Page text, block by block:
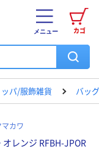
カゴ
メニュー
ッパ/服飾雑貨 バッグ
マカワ
レンジ RFBH-JPOR